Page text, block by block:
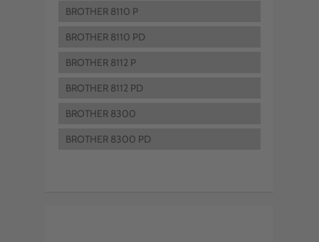
BROTHER 8110 P
BROTHER 8110 PD
BROTHER 8112 P
BROTHER 8112 PD
BROTHER 8300
BROTHER 8300 PD